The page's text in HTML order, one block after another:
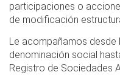
participaciones o
de modificación
Le acompañamos desde
denominación social
Registro de Sociedades